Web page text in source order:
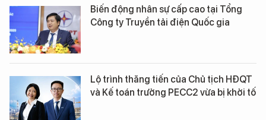
Biến động nhân sự cấp cao tại Tổng
Công ty Truyền tải điện Quốc gia
Lộ trình thăng tiến của Chủ tịch HĐQT
và Kế toán trưởng PECC2 vừa bị khởi tố